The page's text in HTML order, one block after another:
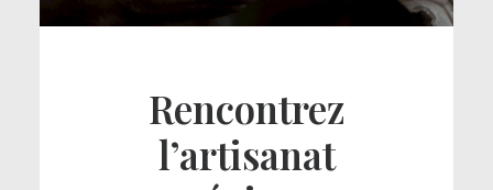
Rencontrez
l’artisanat